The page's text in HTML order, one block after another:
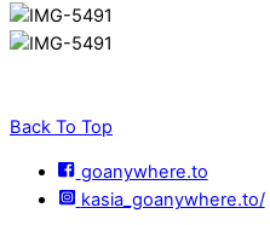
Back To Top
goanywhere.to
kasia_goanywhere.to/